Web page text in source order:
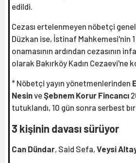
edildi.
Cezası ertelenmeyen nöbetçi genel
Düzkan ise, İstinaf Mahkemesi'nin 1
onamasının ardından cezasının
olarak Bakırköy Kadın Cezaevi'ne
* Nöbetçi yayın yönetmenlerinden
NesinveŞebnem Korur Fincancı
tutuklandı, 10 gün sonra serbest
3 kişinin davası sürüyor
Can Dündar, Said Sefa, Veysi